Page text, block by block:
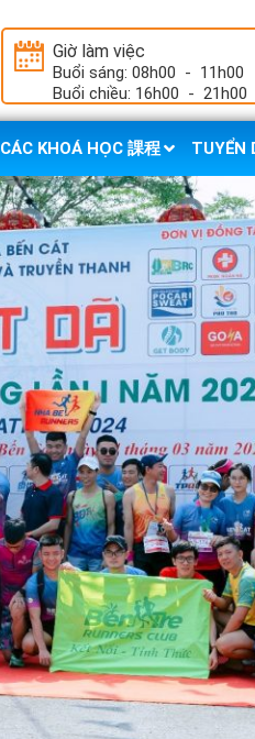
Giờ làm việc
Buổi sáng: 08h00 - 11h00
Buổi chiều: 16h00 - 21h00
CÁC KHOÁ HỌC 課程 TUYỂN